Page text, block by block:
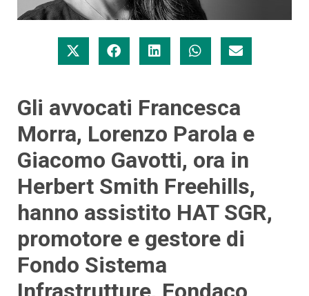
Gli avvocati Francesca
Morra, Lorenzo Parola e
Giacomo Gavotti, ora in
Herbert Smith Freehills,
hanno assistito HAT SGR,
promotore e gestore di
Fondo Sistema